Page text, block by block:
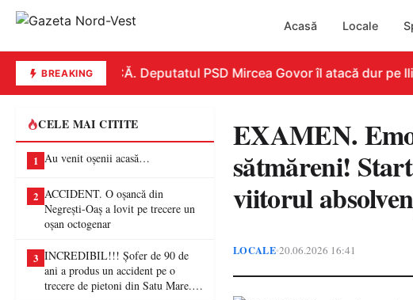
Acasă Locale
BREAKINGREPLICĂ. Deputatul PSD Mircea Govor îl atacă dur pe
CELE MAI CITITE
1 Au venit oșenii acasă…
2 ACCIDENT. O oșancă din
Negrești-Oaș a lovit pe trecere un
oșan octogenar
3 INCREDIBIL!!! Șofer de 90 de
ani a produs un accident pe o
trecere de pietoni din Satu Mare. O
EXAMEN.
sătmăreni!
viitorul
LOCALE•20.06.2026 16:41